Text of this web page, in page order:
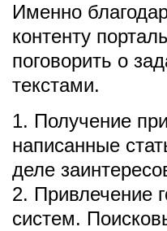
Именно
контенту
поговорить о
текстами.
1. Получение
написанные
деле
2. Привлечение
систем.